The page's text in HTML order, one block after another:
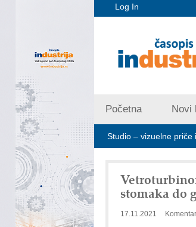
Log In
Početna Novi
Art Utopia Studio – vizuelne priče industrije i
stomaka do
17.11.2021